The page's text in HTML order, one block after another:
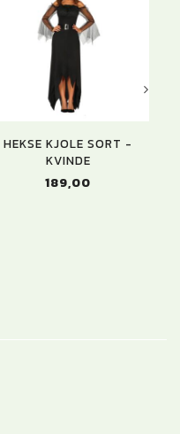
HEKSE KJOLE SORT -
KVINDE
189,00